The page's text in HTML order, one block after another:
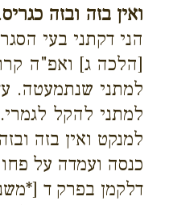
ואין בזה ובזה כגריס
הני דקתני בעי
[הלכה ג] ואפ"ה
למתני שנתמעטה.
למתני להקל
למנקט ואין בזה
כנסה ועמדה על
דלקמן בפרק ד